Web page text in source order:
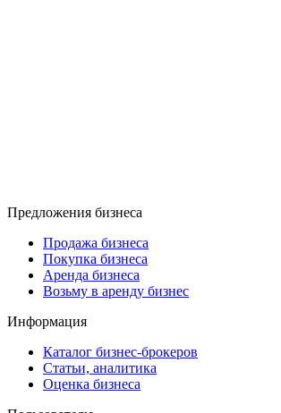
Предложения бизнеса
Продажа бизнеса
Покупка бизнеса
Аренда бизнеса
Возьму в аренду бизнес
Информация
Каталог бизнес-брокеров
Статьи, аналитика
Оценка бизнеса